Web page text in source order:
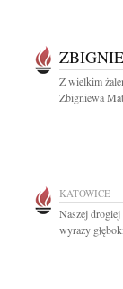
Z wielkim
Zbigniewa
KATOWICE
Naszej
wyrazy